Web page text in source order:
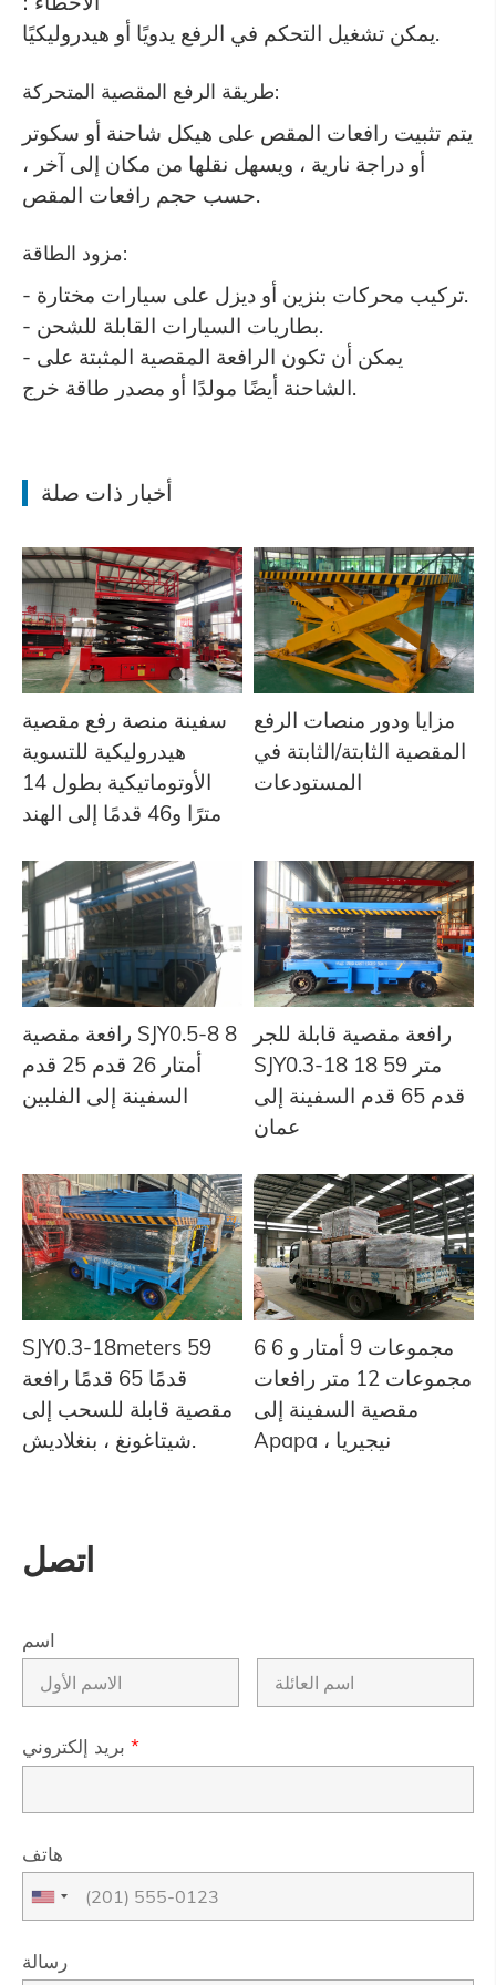
يمكن تشغيل التحكم في الرفع يدويًا أو هيدروليكيًا.
طريقة الرفع المقصية المتحركة:
يتم تثبيت رافعات المقص على هيكل شاحنة أو سكوتر
أو دراجة نارية ، ويسهل نقلها من مكان إلى آخر ،
حسب حجم رافعات المقص.
مزود الطاقة:
- تركيب محركات بنزين أو ديزل على سيارات مختارة.
- بطاريات السيارات القابلة للشحن.
- يمكن أن تكون الرافعة المقصية المثبتة على
الشاحنة أيضًا مولدًا أو مصدر طاقة خرج.
أخبار ذات صلة
سفينة منصة رفع مقصية
هيدروليكية للتسوية
الأوتوماتيكية بطول 14
مترًا و46 قدمًا إلى الهند
مزايا ودور منصات الرفع
المقصية الثابتة/الثابتة في
المستودعات
رافعة مقصية SJY0.5-8 8
أمتار 26 قدم 25 قدم
السفينة إلى الفلبين
رافعة مقصية قابلة للجر
SJY0.3-18 18 متر 59
قدم 65 قدم السفينة إلى
عمان
SJY0.3-18meters 59
قدمًا 65 قدمًا رافعة
مقصية قابلة للسحب إلى
شيتاغونغ ، بنغلاديش.
6 مجموعات 9 أمتار و 6
مجموعات 12 متر رافعات
مقصية السفينة إلى
Apapa ، نيجيريا
اتصل
اسم
*
هاتف
رسالة